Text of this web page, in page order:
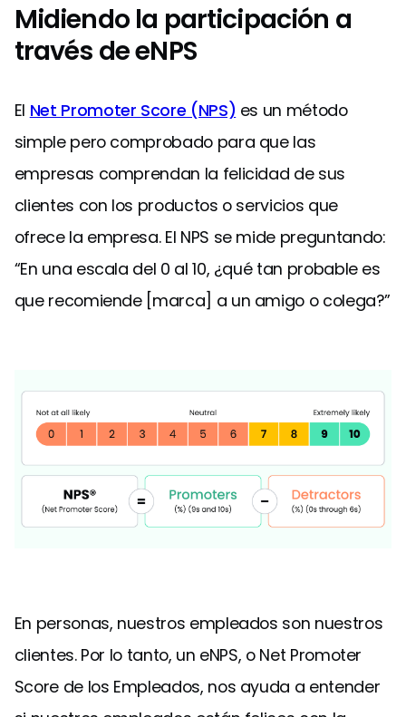
Midiendo la participación a
través de eNPS
El Net Promoter Score (NPS) es un método
simple pero comprobado para que las
empresas comprendan la felicidad de sus
clientes con los productos o servicios que
ofrece la empresa. El NPS se mide preguntando:
“En una escala del 0 al 10, ¿qué tan probable es
que recomiende [marca] a un amigo o colega?”
En personas, nuestros empleados son nuestros
clientes. Por lo tanto, un eNPS, o Net Promoter
Score de los Empleados, nos ayuda a entender